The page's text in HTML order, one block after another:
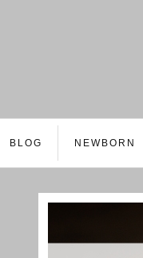
BLOG NEWBORN